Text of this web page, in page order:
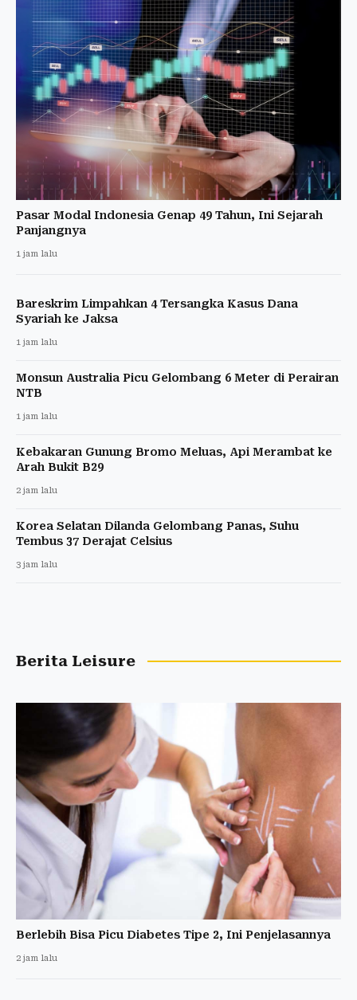
Pasar Modal Indonesia Genap 49 Tahun, Ini Sejarah
Panjangnya
1 jam lalu
Bareskrim Limpahkan 4 Tersangka Kasus Dana
Syariah ke Jaksa
1 jam lalu
Monsun Australia Picu Gelombang 6 Meter di Perairan
NTB
1 jam lalu
Kebakaran Gunung Bromo Meluas, Api Merambat ke
Arah Bukit B29
2 jam lalu
Korea Selatan Dilanda Gelombang Panas, Suhu
Tembus 37 Derajat Celsius
3 jam lalu
Berita Leisure
Berlebih Bisa Picu Diabetes Tipe 2, Ini Penjelasannya
2 jam lalu